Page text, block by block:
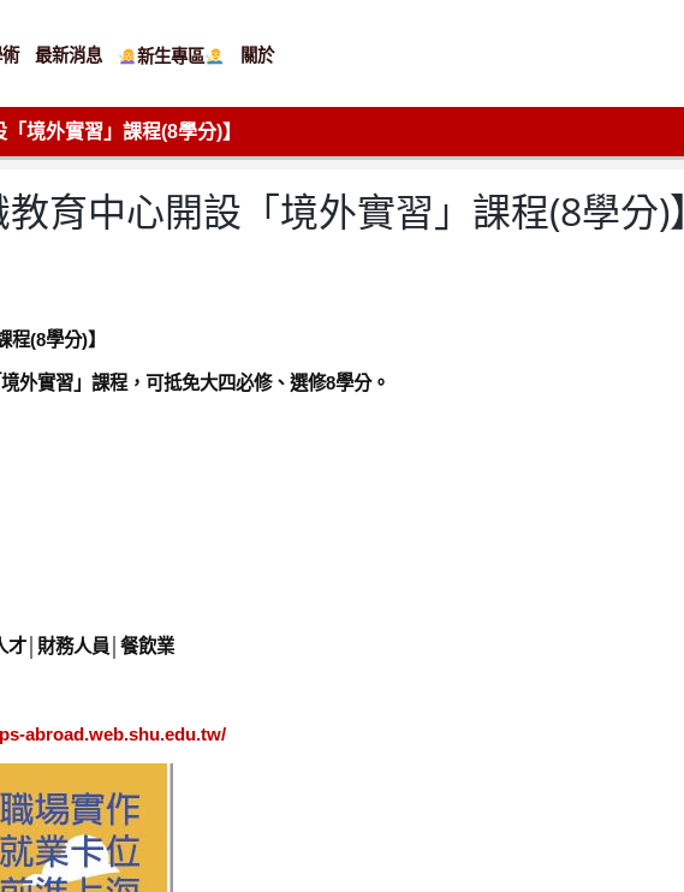
最新消息 新生專區 關於
境外實習」課程(8學分)】
育中心開設「境外實習」課程(8學分)】
(8學分)】
外實習」課程，可抵免大四必修、選修8學分。
才│財務人員│餐飲業
abroad.web.shu.edu.tw/